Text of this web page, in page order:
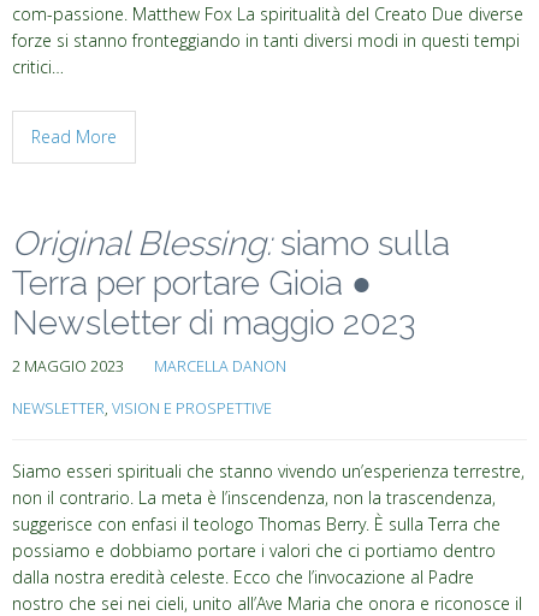
com-passione. Matthew Fox La spiritualità del Creato Due diverse
forze si stanno fronteggiando in tanti diversi modi in questi tempi
critici…
Read More
Original Blessing:siamo sulla
Terra per portare Gioia ●
Newsletter di maggio 2023
2 MAGGIO 2023 MARCELLA DANON
NEWSLETTER, VISION E PROSPETTIVE
Siamo esseri spirituali che stanno vivendo un’esperienza terrestre,
non il contrario. La meta è l’inscendenza, non la trascendenza,
suggerisce con enfasi il teologo Thomas Berry. È sulla Terra che
possiamo e dobbiamo portare i valori che ci portiamo dentro
dalla nostra eredità celeste. Ecco che l’invocazione al Padre
nostro che sei nei cieli, unito all’Ave Maria che onora e riconosce il